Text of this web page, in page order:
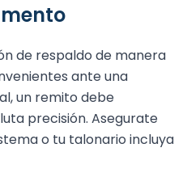
ante una
un remito debe
precisión. Asegurate
o tu talonario incluya